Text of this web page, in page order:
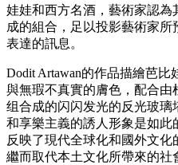
娃娃和西方名酒，藝術家認
成的組合，足以投影藝術家
表達的訊息。
Dodit Artawan的作品描繪芭
與無瑕不真實的膚色，配合
组合成的闪闪发光的反光玻
和享樂主義的誘人形象是如此
反映了現代全球化和國外文化
繼而取代本土文化所帶來的社